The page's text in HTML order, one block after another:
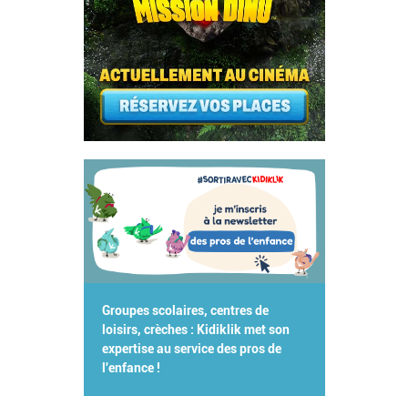
Groupes scolaires, centres de
loisirs, crèches : Kidiklik met son
expertise au service des pros de
l'enfance !